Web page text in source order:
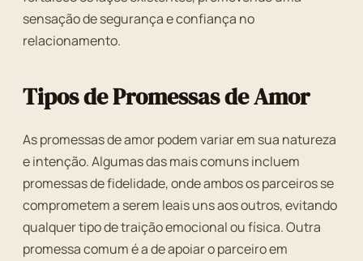
sensação de segurança e confiança no
relacionamento.
Tipos de Promessas de Amor
As promessas de amor podem variar em sua natureza
e intenção. Algumas das mais comuns incluem
promessas de fidelidade, onde ambos os parceiros se
comprometem a serem leais uns aos outros, evitando
qualquer tipo de traição emocional ou física. Outra
promessa comum é a de apoiar o parceiro em